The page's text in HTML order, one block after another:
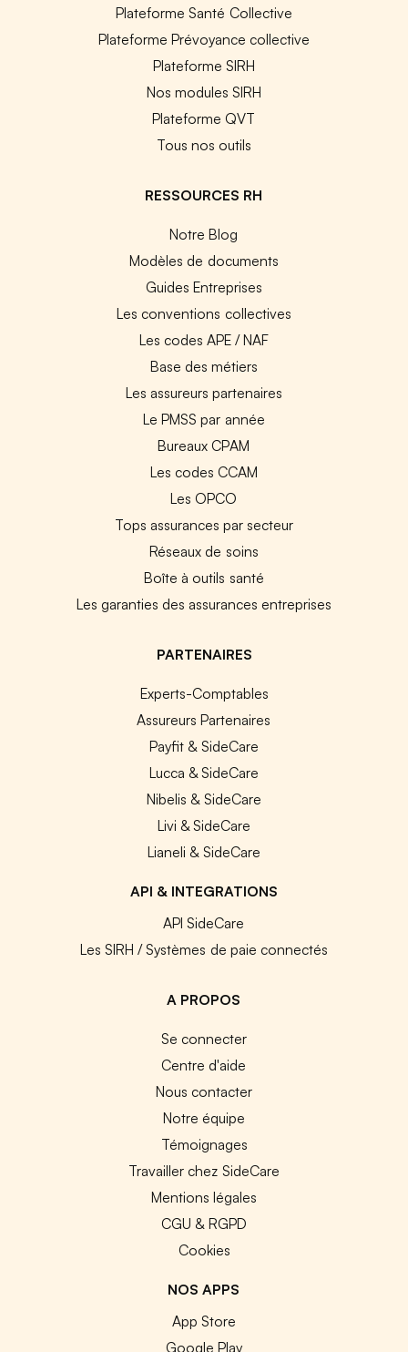
Plateforme Santé Collective
Plateforme Prévoyance collective
Plateforme SIRH
Nos modules SIRH
Plateforme QVT
Tous nos outils
RESSOURCES RH
Notre Blog
Modèles de documents
Guides Entreprises
Les conventions collectives
Les codes APE / NAF
Base des métiers
Les assureurs partenaires
Le PMSS par année
Bureaux CPAM
Les codes CCAM
Les OPCO
Tops assurances par secteur
Réseaux de soins
Boîte à outils santé
Les garanties des assurances entreprises
PARTENAIRES
Experts-Comptables
Assureurs Partenaires
Payfit & SideCare
Lucca & SideCare
Nibelis & SideCare
Livi & SideCare
Lianeli & SideCare
API & INTEGRATIONS
API SideCare
Les SIRH / Systèmes de paie connectés
A PROPOS
Se connecter
Centre d'aide
Nous contacter
Notre équipe
Témoignages
Travailler chez SideCare
Mentions légales
CGU & RGPD
Cookies
NOS APPS
App Store
Google Play